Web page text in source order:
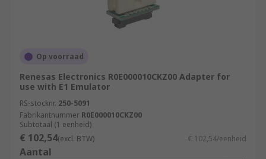
Op voorraad
Renesas Electronics R0E000010CKZ00 Adapter for
use with E1 Emulator
RS-stocknr. 250-5091
Fabrikantnummer R0E000010CKZ00
Subtotaal (1 eenheid)
€ 102,54(excl. BTW) € 102,54/eenheid
Aantal